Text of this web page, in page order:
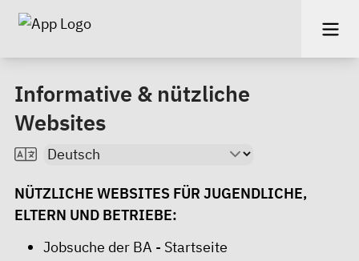
Informative & nützliche
Websites
NÜTZLICHE WEBSITES FÜR JUGENDLICHE,
ELTERN UND BETRIEBE:
Jobsuche der BA - Startseite